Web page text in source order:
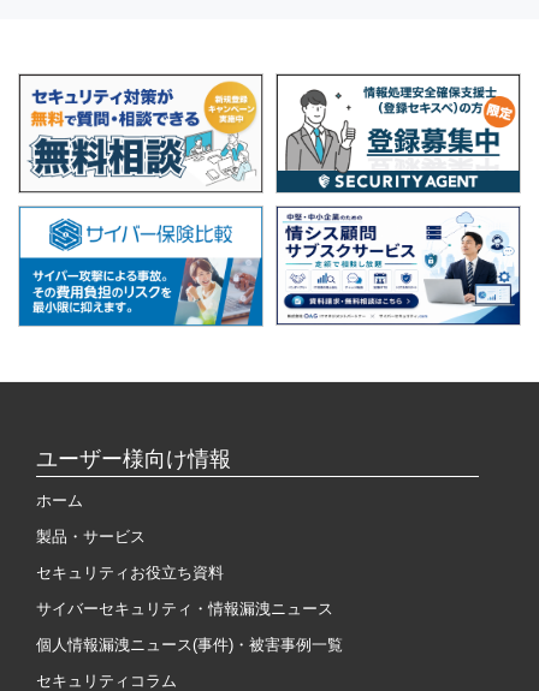
ユーザー様向け情報
ホーム
製品・サービス
セキュリティお役立ち資料
サイバーセキュリティ・情報漏洩ニュース
個人情報漏洩ニュース(事件)・被害事例一覧
セキュリティコラム